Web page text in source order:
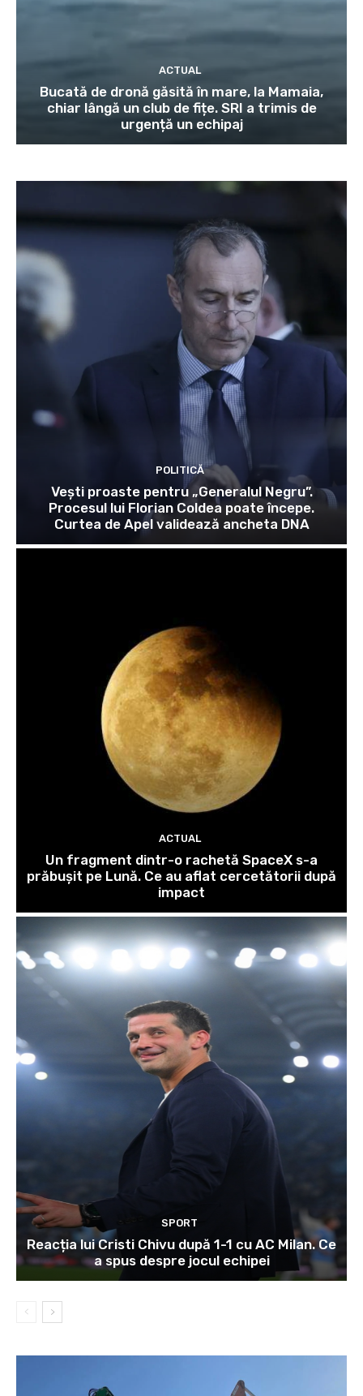
ACTUAL
Bucată de dronă găsită în mare, la Mamaia,
chiar lângă un club de fițe. SRI a trimis de
urgență un echipaj
POLITICĂ
Vești proaste pentru „Generalul Negru”.
Procesul lui Florian Coldea poate începe.
Curtea de Apel validează ancheta DNA
ACTUAL
Un fragment dintr-o rachetă SpaceX s-a
prăbușit pe Lună. Ce au aflat cercetătorii după
impact
SPORT
Reacția lui Cristi Chivu după 1-1 cu AC Milan. Ce
a spus despre jocul echipei